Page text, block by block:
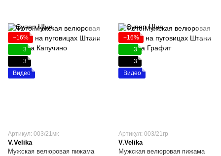
−16%
3
3
Видео
Артикул: 003/21мк
V.Velika
Мужская велюровая пижама
−16%
3
3
Видео
Артикул: 003/21гр
V.Velika
Мужская велюровая пижама